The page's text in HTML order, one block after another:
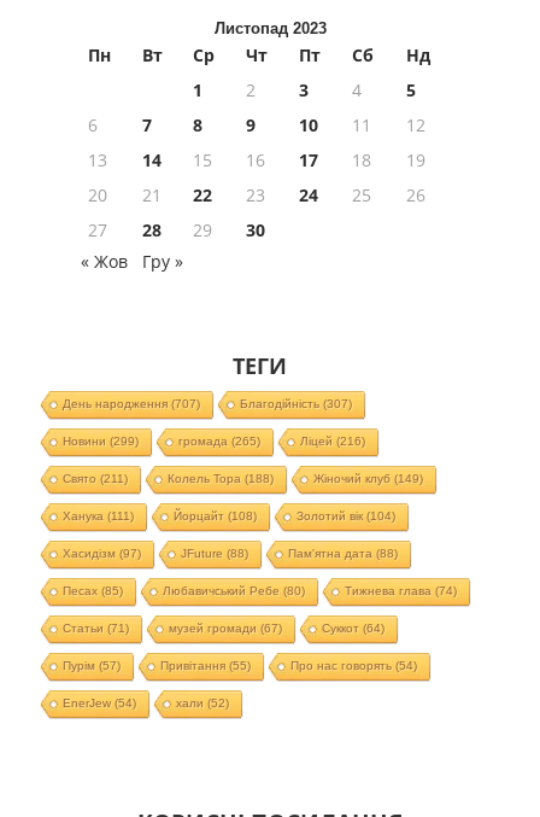
Листопад 2023
Пн Вт Ср Чт Пт Сб
Нд
1
2 3 4
5
6
7 8 9 10 11
12
13
14 15 16 17 18
19
20
21 22 23 24 25
26
27
28 29
30
« Жов
Гру »
ТЕГИ
День народження(707) Благодійність(307)
Новини (299) громада (265) Ліцей (216)
Свято (211) Колель Тора (188) Жіночий клуб (149)
Ханука (111) Йорцайт (108) Золотий вік(104)
Хасидізм (97) JFuture (88) Пам'ятна дата (88)
Песах(85) Любавичський Ребе (80) Тижнева глава (74)
Статьи (71) музей громади (67) Суккот (64)
Пурім (57) Привітання(55) Про нас говорять(54)
EnerJew(54) хали (52)